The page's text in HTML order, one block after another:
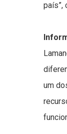
país”,
um